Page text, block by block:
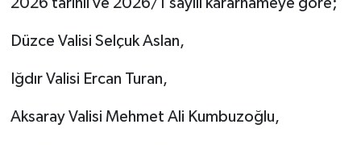
2026 tarihli ve 2026/1 sayılı kararnameye göre;
Düzce Valisi Selçuk Aslan,
Iğdır Valisi Ercan Turan,
Aksaray Valisi Mehmet Ali Kumbuzoğlu,